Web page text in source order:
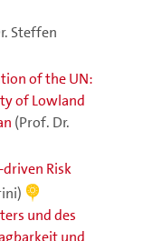
Steffen
of the UN:
of Lowland
(Prof. Dr.
Risk
und des
und